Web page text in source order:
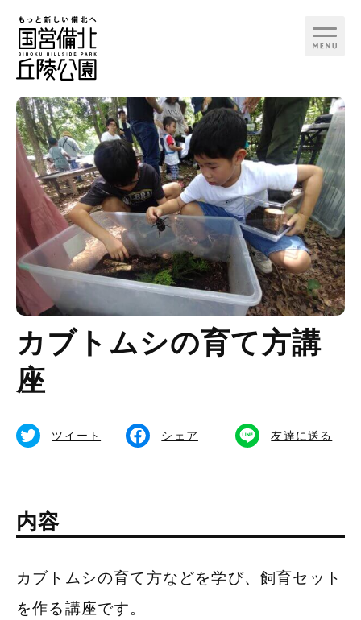
行く日で検索
カテゴリ
お知らせ
見る
遊ぶ
食べる
季節イベント
備北花ピクニック
備北夏まつり
備北コスモスピクニッ
カブトムシの育て方講
座
ツイート シェア 友達に送る
内容
カブトムシの育て方などを学び、飼育セット
を作る講座です。